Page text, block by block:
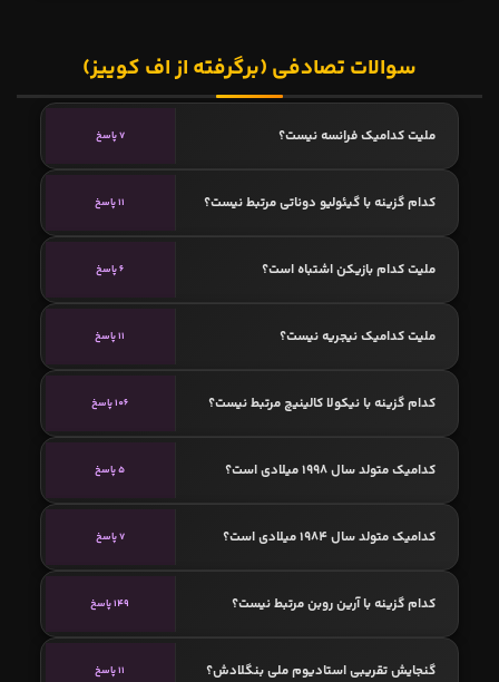
سوالات تصادفی (برگرفته از اف کوییز)
ملیت کدامیک فرانسه نیست؟ 7 پاسخ
کدام گزینه با گیئولیو دوناتی مرتبط نیست؟ 11 پاسخ
ملیت کدام بازیکن اشتباه است؟ 6 پاسخ
ملیت کدامیک نیجریه نیست؟ 11 پاسخ
کدام گزینه با نیکولا کالینیچ مرتبط نیست؟ 106 پاسخ
کدامیک متولد سال 1998 میلادی است؟ 5 پاسخ
کدامیک متولد سال 1984 میلادی است؟ 7 پاسخ
کدام گزینه با آرین روبن مرتبط نیست؟ 149 پاسخ
گنجایش تقریبی استادیوم ملی بنگلادش؟ 11 پاسخ